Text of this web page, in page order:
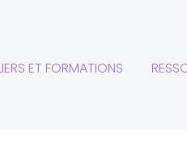
ET FORMATIONS